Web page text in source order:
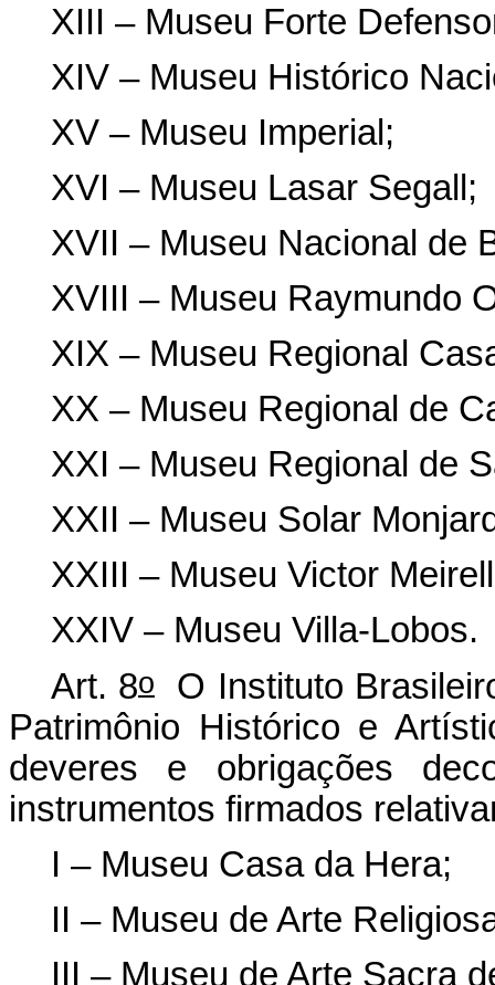
XIII – Museu Forte
XIV – Museu Histórico
XV – Museu Imperial;
XVI – Museu Lasar Segall;
XVII – Museu Nacional de
XVIII – Museu Raymundo
XIX – Museu Regional
XX – Museu Regional de
XXI – Museu Regional de
XXII – Museu Solar
XXIII – Museu Victor
XXIV – Museu Villa-Lobos.
Art. 8oO Instituto
Patrimônio Histórico e
deveres e obrigações
instrumentos firmados
I – Museu Casa da Hera;
II – Museu de Arte
III – Museu de Arte Sacra